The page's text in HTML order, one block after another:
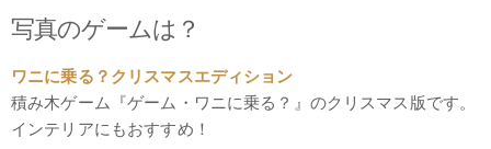
写真のゲームは？
ワニに乗る？クリスマスエディション
積み木ゲーム『ゲーム・ワニに乗る？』のクリスマス版です。
インテリアにもおすすめ！